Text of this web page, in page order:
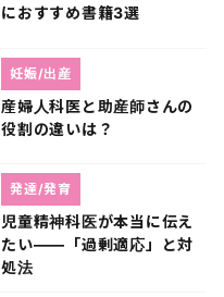
におすすめ書籍3選
産婦人科医と助産師さんの
役割の違いは？
妊娠/出産
児童精神科医が本当に伝え
たい――「過剰適応」と対
処法
発達/発育